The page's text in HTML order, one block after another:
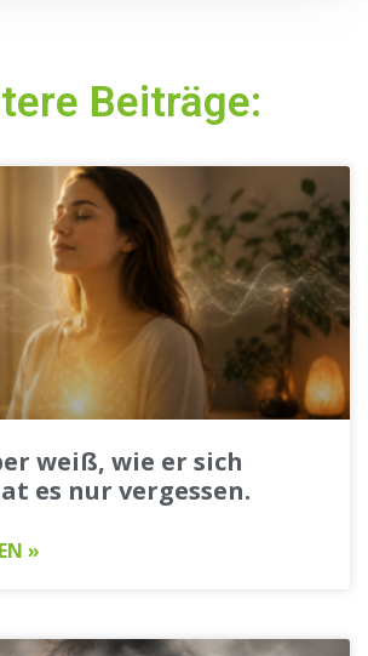
Beiträge:
weiß, wie er sich
es nur vergessen.
»